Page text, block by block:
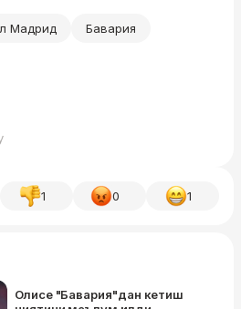
Мадрид
Бавария
1 0 1
Олисе "Бавария"дан кетиш